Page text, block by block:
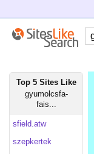
Top 5 Sites Like
gyumolcsfa-
fais...
sfield.atw
szepkertek